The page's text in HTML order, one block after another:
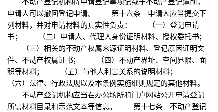
申请人可以撤回登记申请。 第十六条 申请人应当提交下
列材料，并对申请材料的真实性负责： （一）登记申请
书； （二）申请人、代理人身份证明材料、授权委托书；
（三）相关的不动产权属来源证明材料、登记原因证明文
件、不动产权属证书； （四）不动产界址、空间界限、面
积等材料； （五）与他人利害关系的说明材料；
（六）法律、行政法规以及本条例实施细则规定的其他材料。
不动产登记机构应当在办公场所和门户网站公开申请登记
所需材料目录和示范文本等信息。 第十七条 不动产登记